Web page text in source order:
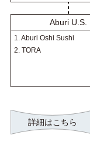
Aburi U.S.
1. Aburi Oshi Sushi
2. TORA
詳細はこちら